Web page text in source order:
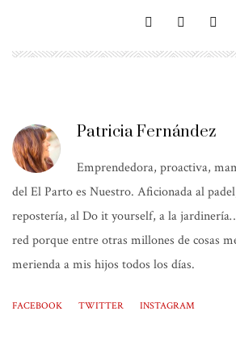
Patricia Fernández
Emprendedora, proactiva,
del El Parto es Nuestro. Aficionada al
repostería, al Do it yourself, a la
red porque entre otras millones de cosas
merienda a mis hijos todos los días.
FACEBOOK TWITTER INSTAGRAM